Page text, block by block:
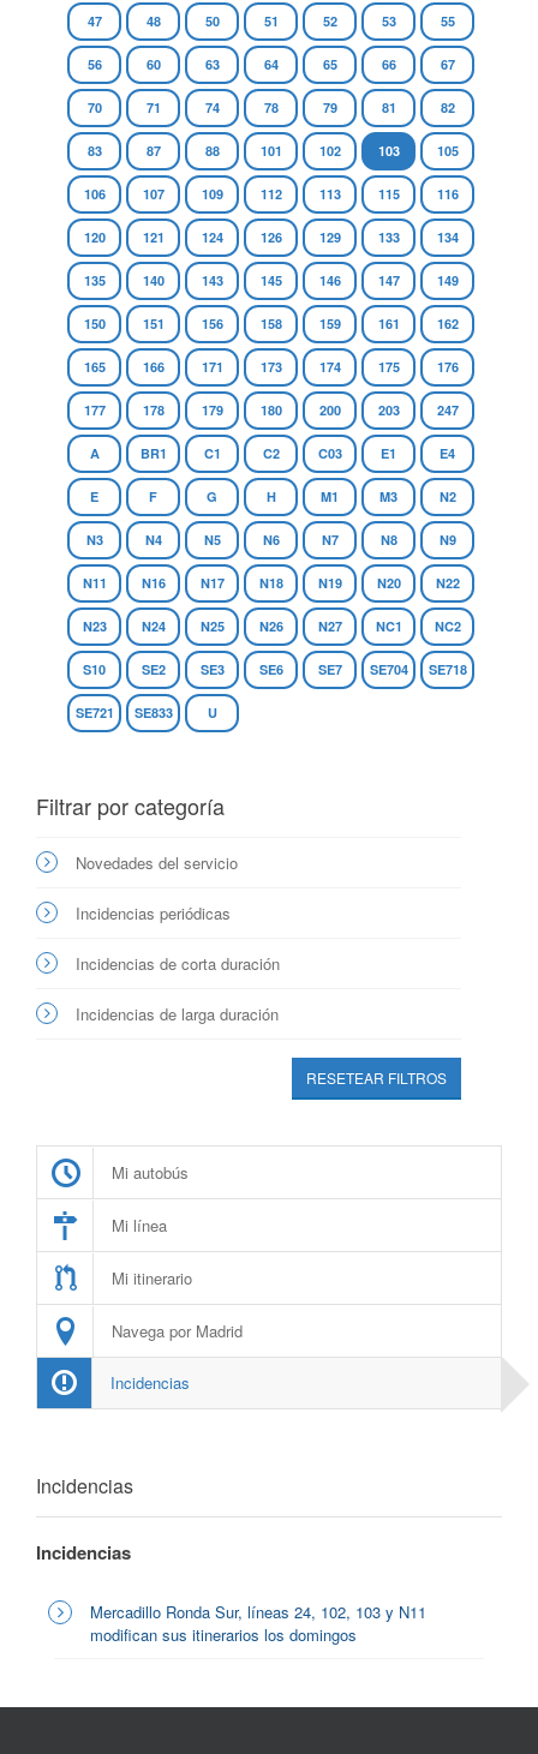
47 48 50 51 52 53 55
56 60 63 64 65 66 67
70 71 74 78 79 81 82
83 87 88 101 102 103 105
106 107 109 112 113 115 116
120 121 124 126 129 133 134
135 140 143 145 146 147 149
150 151 156 158 159 161 162
165 166 171 173 174 175 176
177 178 179 180 200 203 247
A BR1 C1 C2 C03 E1 E4
E F G H M1 M3 N2
N3 N4 N5 N6 N7 N8 N9
N11 N16 N17 N18 N19 N20 N22
N23 N24 N25 N26 N27 NC1 NC2
S10 SE2 SE3 SE6 SE7 SE704 SE718
SE721 SE833 U
Filtrar por categoría
Novedades del servicio
Incidencias periódicas
Incidencias de corta duración
Incidencias de larga duración
RESETEAR FILTROS
Mi autobús
Mi línea
Mi itinerario
Navega por Madrid
Incidencias
Incidencias
Incidencias
Mercadillo Ronda Sur, líneas 24, 102, 103 y N11
modifican sus itinerarios los domingos